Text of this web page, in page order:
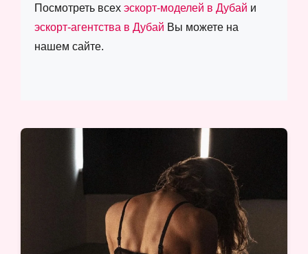
Посмотреть всех эскорт-моделей в Дубай и
эскорт-агентства в Дубай Вы можете на
нашем сайте.